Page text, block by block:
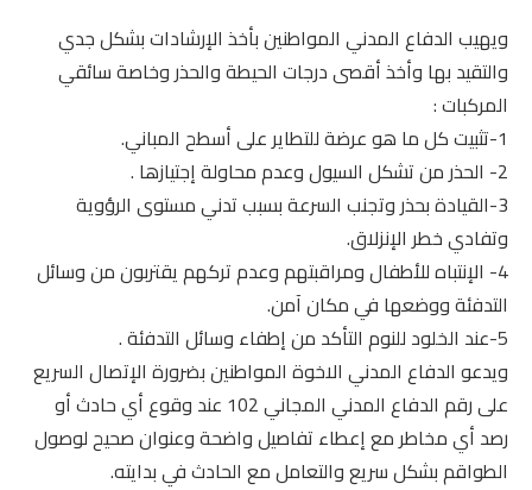
ويهيب الدفاع المدني المواطنين بأخذ الإرشادات بشكل جدي
والتقيد بها وأخذ أقصى درجات الحيطة والحذر وخاصة سائقي
المركبات :
1-تثبيت كل ما هو عرضة للتطاير على أسطح المباني.
2- الحذر من تشكل السيول وعدم محاولة إجتيازها .
3-القيادة بحذر وتجنب السرعة بسبب تدني مستوى الرؤوية
وتفادي خطر الإنزلاق.
4- الإنتباه للأطفال ومراقبتهم وعدم تركهم يقتربون من وسائل
التدفئة ووضعها في مكان آمن.
5-عند الخلود للنوم التأكد من إطفاء وسائل التدفئة .
ويدعو الدفاع المدني الاخوة المواطنين بضرورة الإتصال السريع
على رقم الدفاع المدني المجاني 102 عند وقوع أي حادث أو
رصد أي مخاطر مع إعطاء تفاصيل واضحة وعنوان صحيح لوصول
الطواقم بشكل سريع والتعامل مع الحادث في بدايته.